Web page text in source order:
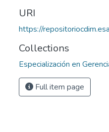
URI
https://
Collections
Especialización en
Full item page